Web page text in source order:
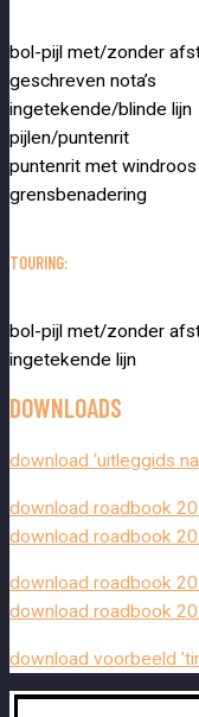
bol-pijl met/zonder
geschreven nota’s
ingetekende/blinde lijn
pijlen/puntenrit
puntenrit met windroos
grensbenadering
TOURING:
bol-pijl met/zonder
ingetekende lijn
DOWNLOADS
download ‘uitleggids
download roadbook
download roadbook
download roadbook
download roadbook
download voorbeeld